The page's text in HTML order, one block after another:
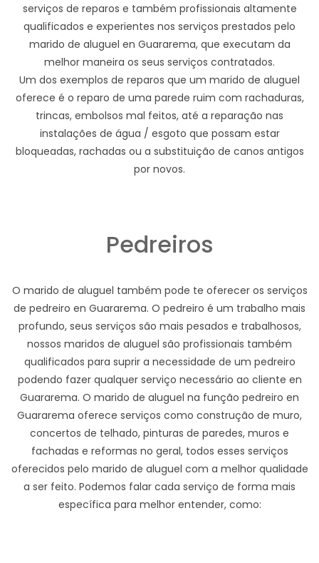
serviços de reparos e também profissionais altamente
qualificados e experientes nos serviços prestados pelo
marido de aluguel en Guararema, que executam da
melhor maneira os seus serviços contratados.
Um dos exemplos de reparos que um marido de aluguel
oferece é o reparo de uma parede ruim com rachaduras,
trincas, embolsos mal feitos, até a reparação nas
instalações de água / esgoto que possam estar
bloqueadas, rachadas ou a substituição de canos antigos
por novos.
Pedreiros
O marido de aluguel também pode te oferecer os serviços
de pedreiro en Guararema. O pedreiro é um trabalho mais
profundo, seus serviços são mais pesados e trabalhosos,
nossos maridos de aluguel são profissionais também
qualificados para suprir a necessidade de um pedreiro
podendo fazer qualquer serviço necessário ao cliente en
Guararema. O marido de aluguel na função pedreiro en
Guararema oferece serviços como construção de muro,
concertos de telhado, pinturas de paredes, muros e
fachadas e reformas no geral, todos esses serviços
oferecidos pelo marido de aluguel com a melhor qualidade
a ser feito. Podemos falar cada serviço de forma mais
específica para melhor entender, como: